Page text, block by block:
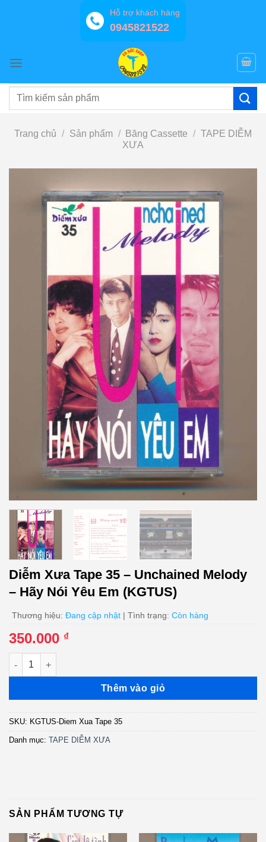
Hỗ trợ khách hàng
0945821522
Tìm
Trang chủ / Sản phẩm / Băng Cassette / TAPE DIỄM
XƯA
Diễm Xưa Tape 35 – Unchained Melody
– Hãy Nói Yêu Em (KGTUS)
Thương hiệu: Đang cập nhật | Tình trạng: Còn hàng
350.000 ₫
Diễm Xưa Tape 35 - Unchained Melody - Hãy Nói Yêu Em
Thêm vào giỏ
SKU: KGTUS-Diem Xua Tape 35
Danh mục: TAPE DIỄM XƯA
SẢN PHẨM TƯƠNG TỰ